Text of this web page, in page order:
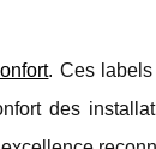
. Ces
des